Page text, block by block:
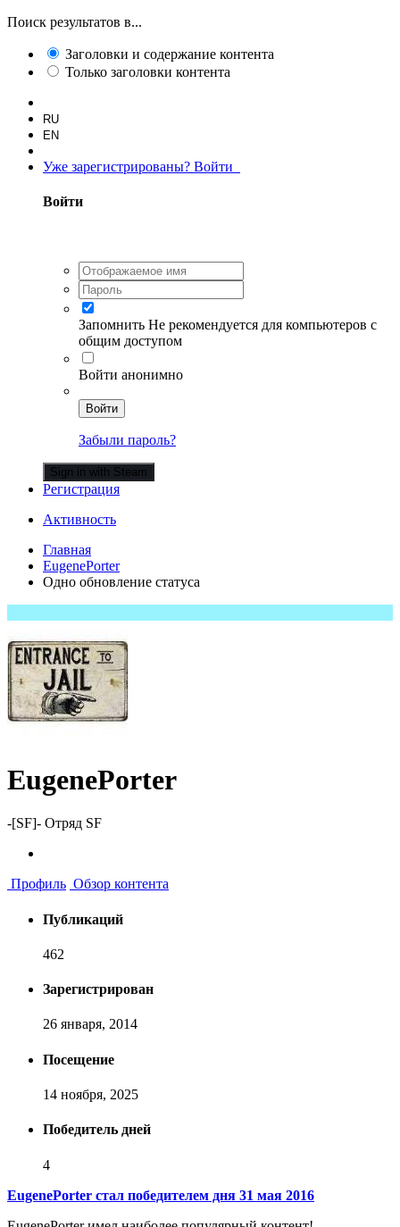
Поиск результатов в...
Заголовки и содержание контента
Только заголовки контента
RU
EN
Уже зарегистрированы? Войти
Войти
Запомнить Не рекомендуется для компьютеров с
общим доступом
Войти анонимно
Войти
Забыли пароль?
Sign in with Steam
Регистрация
Активность
Главная
EugenePorter
Одно обновление статуса
EugenePorter
-[SF]- Отряд SF
Профиль Обзор контента
Публикаций
462
Зарегистрирован
26 января, 2014
Посещение
14 ноября, 2025
Победитель дней
4
EugenePorter стал победителем дня 31 мая 2016